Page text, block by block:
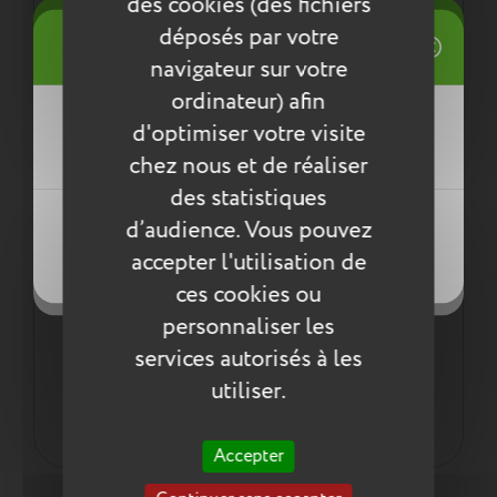
déposés par votre
navigateur sur votre
ordinateur) afin
d'optimiser votre visite
chez nous et de réaliser
des statistiques
d’audience. Vous pouvez
accepter l'utilisation de
ces cookies ou
personnaliser les
services autorisés à les
utiliser.
Accepter
1 fermeture éclair
Tire-zip adapté à l'enfant
1 bandoulière réglable et amovible
Léger, en moyenne 140g
Les plus du produit :
Un mini rond conçu pour durer :
Coutures renforcées
Résistant à l'eau
La finition et la solidité Tann's !
Les mamans aussi peuvent craquer et porter le mini
Mes listes d'envies
Créer une nouvelle liste
((title))
((cancelText))
((createText))
Connexion
Vous devez être connecté pour ajouter
des produits à votre liste d'envies.
((cancelText))
((loginText))